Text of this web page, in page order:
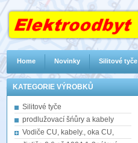
KATEGORIE VÝROBKŮ
Silitové tyče
prodlužovací šńůry a kabely
Vodiče CU, kabely., oka CU,
Home Novinky Silitové tyče